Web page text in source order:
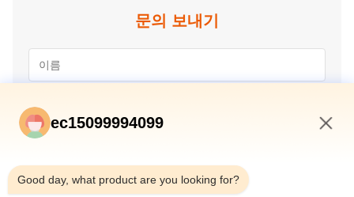
문의 보내기
ec15099994099
Good day, what product are you looking for?